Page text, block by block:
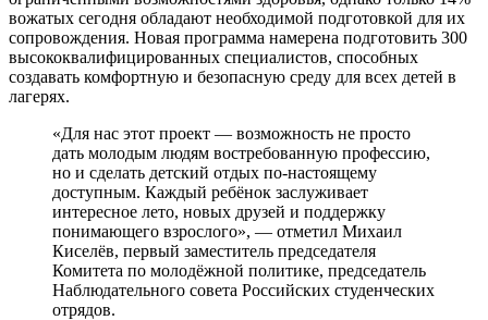
вожатых сегодня обладают необходимой подготовкой для их
сопровождения. Новая программа намерена подготовить 300
высококвалифицированных специалистов, способных
создавать комфортную и безопасную среду для всех детей в
лагерях.
«Для нас этот проект — возможность не просто
дать молодым людям востребованную профессию,
но и сделать детский отдых по-настоящему
доступным. Каждый ребёнок заслуживает
интересное лето, новых друзей и поддержку
понимающего взрослого», — отметил Михаил
Киселёв, первый заместитель председателя
Комитета по молодёжной политике, председатель
Наблюдательного совета Российских студенческих
отрядов.